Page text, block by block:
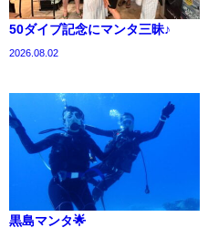
50ダイブ記念にマンタ三昧♪
2026.08.02
黒島マンタ🌟